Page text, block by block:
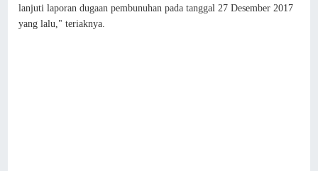
lanjuti laporan dugaan pembunuhan pada tanggal 27 Desember 2017
yang lalu," teriaknya.